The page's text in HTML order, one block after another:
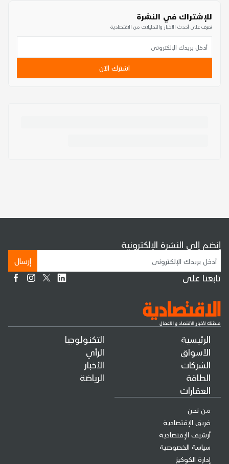
للإشتراك في النشرة
تعرف على أحدث الأخبار والتحليلات من الاقتصادية
اشترك الآن
الرئيسية
الأسواق
الشركات
الطاقة
العقارات
التكنولوجيا
الرأي
الأخبار
الرياضة
من نحن
فريق الإقتصادية
أرشيف الإقتصادية
سياسة الخصوصية
إدارة الكوكيز
إنضم إلى النشرة الإلكترونية
إرسال
تابعنا على